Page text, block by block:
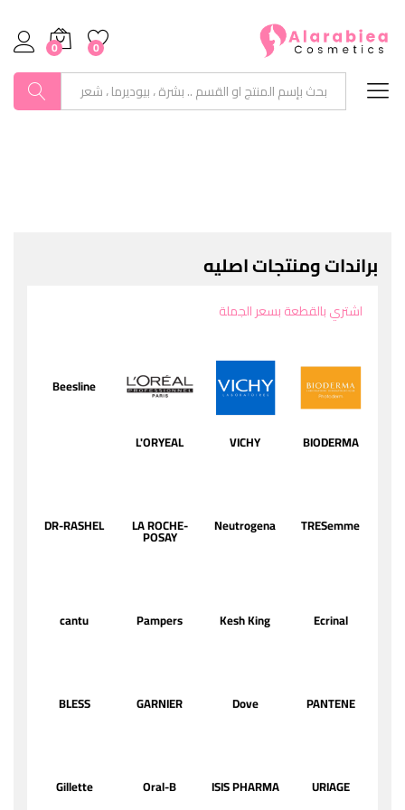
0
0
براندات ومنتجات اصليه
اشتري بالقطعة بسعر الجملة
BIODERMA
VICHY
L'ORYEAL
Beesline
TRESemme
Neutrogena
LA ROCHE-
POSAY
DR-RASHEL
Ecrinal
Kesh King
Pampers
cantu
PANTENE
Dove
GARNIER
BLESS
URIAGE
ISIS PHARMA
Oral-B
Gillette